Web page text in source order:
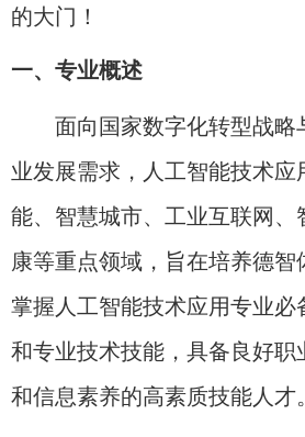
的大门！
一、专业概述
面向国家数字化转型战略
业发展需求，人工智能技术应
能、智慧城市、工业互联网、
康等重点领域，旨在培养德智
掌握人工智能技术应用专业必
和专业技术技能，具备良好职
和信息素养的高素质技能人才。